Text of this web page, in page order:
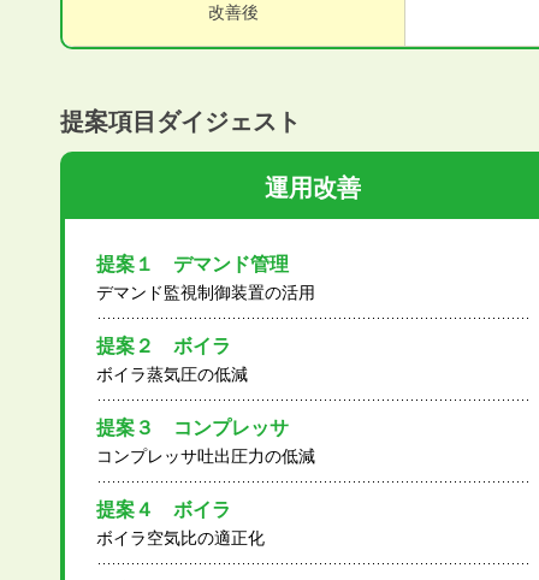
改善後
提案項目ダイジェスト
運用改善
提案１ デマンド管理
デマンド監視制御装置の活用
提案２ ボイラ
ボイラ蒸気圧の低減
提案３ コンプレッサ
コンプレッサ吐出圧力の低減
提案４ ボイラ
ボイラ空気比の適正化